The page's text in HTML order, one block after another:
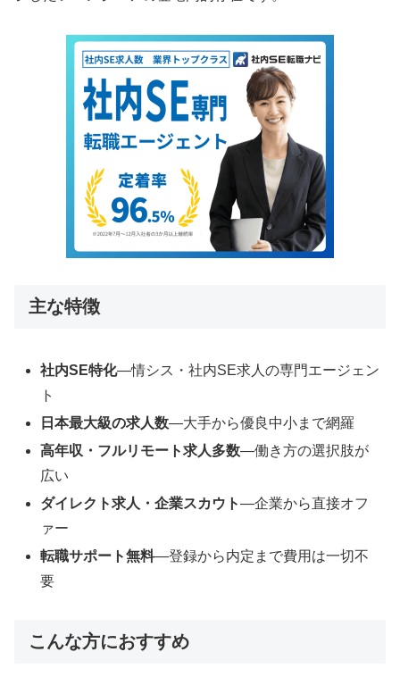
主な特徴
社内SE特化―情シス・社内SE求人の専門エージェン
ト
日本最大級の求人数―大手から優良中小まで網羅
高年収・フルリモート求人多数―働き方の選択肢が
広い
ダイレクト求人・企業スカウト―企業から直接オフ
ァー
転職サポート無料―登録から内定まで費用は一切不
要
こんな方におすすめ